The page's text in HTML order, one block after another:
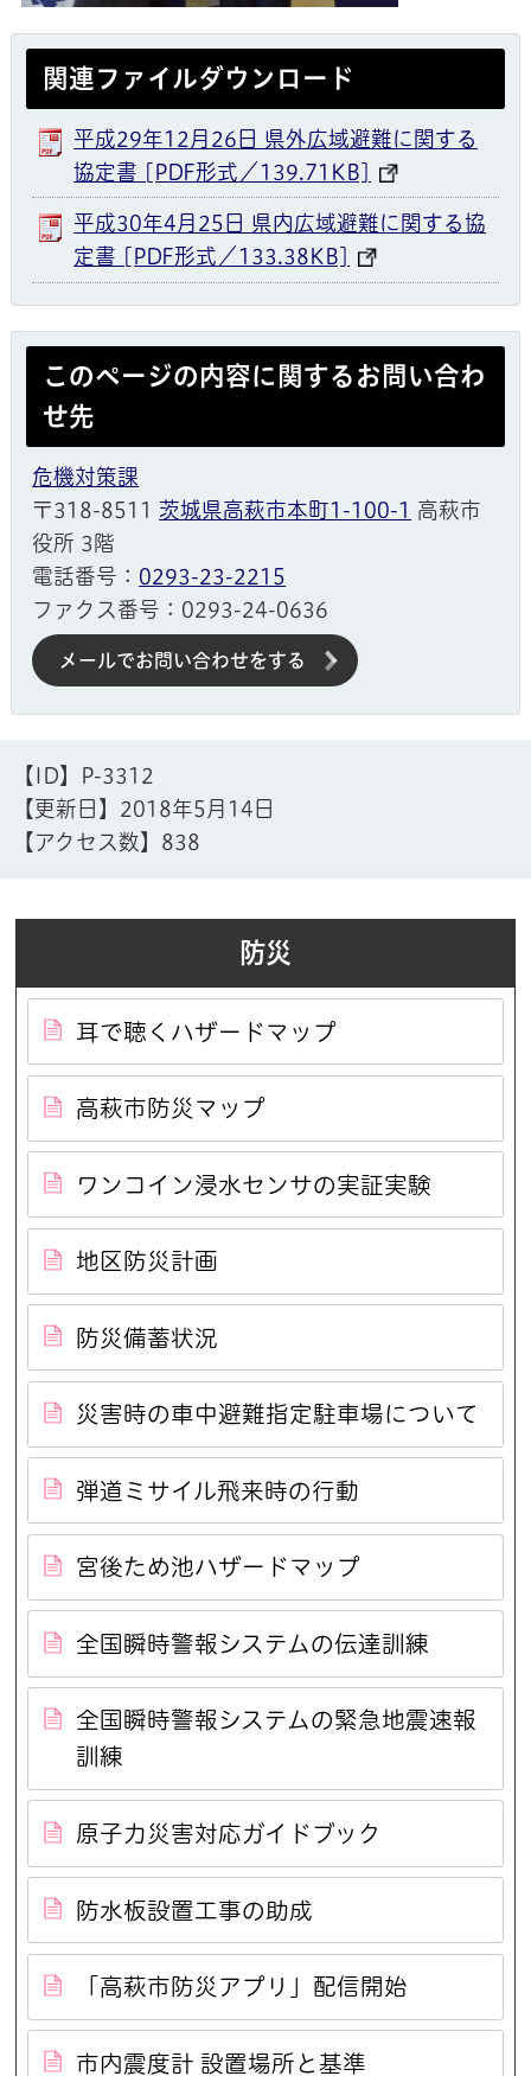
関連ファイルダウンロード
平成29年12月26日 県外広域避難に関する
協定書 [PDF形式／139.71KB]
平成30年4月25日 県内広域避難に関する協
定書 [PDF形式／133.38KB]
このページの内容に関するお問い合わ
せ先
危機対策課
〒318-8511 茨城県高萩市本町1-100-1 高萩市
役所 3階
電話番号： 0293-23-2215
ファクス番号：0293-24-0636
メールでお問い合わせをする
【ID】
P-3312
【更新日】 2018年5月14日
【アクセス数】 838
防災
耳で聴くハザードマップ
高萩市防災マップ
ワンコイン浸水センサの実証実験
地区防災計画
防災備蓄状況
災害時の車中避難指定駐車場について
弾道ミサイル飛来時の行動
宮後ため池ハザードマップ
全国瞬時警報システムの伝達訓練
全国瞬時警報システムの緊急地震速報
訓練
原子力災害対応ガイドブック
防水板設置工事の助成
「高萩市防災アプリ」配信開始
市内震度計 設置場所と基準